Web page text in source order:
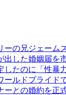
ーの兄ジェーム
出した婚姻届を
したのに「性暴
ルドプライド
ーとの婚約を正